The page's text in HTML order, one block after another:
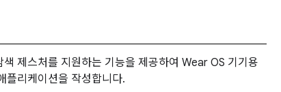
색 제스처를 지원하는 기능을 제공하여 Wear OS 기기용
리케이션을 작성합니다.